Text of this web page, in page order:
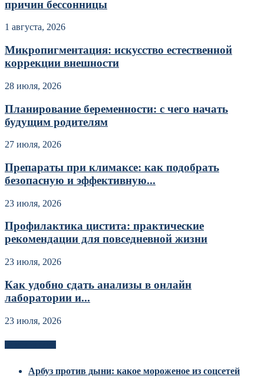
причин бессонницы
1 августа, 2026
Микропигментация: искусство естественной
коррекции внешности
28 июля, 2026
Планирование беременности: с чего начать
будущим родителям
27 июля, 2026
Препараты при климаксе: как подобрать
безопасную и эффективную...
23 июля, 2026
Профилактика цистита: практические
рекомендации для повседневной жизни
23 июля, 2026
Как удобно сдать анализы в онлайн
лаборатории и...
23 июля, 2026
Арбуз против дыни: какое мороженое из соцсетей